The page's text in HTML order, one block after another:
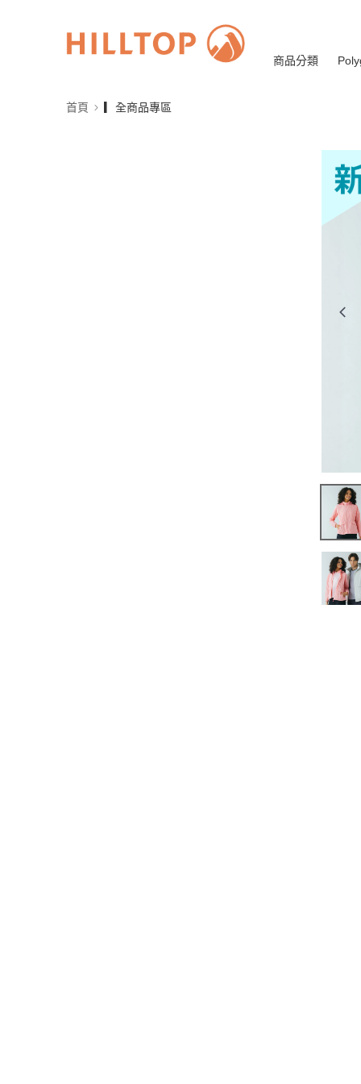
商品分類
首頁 ▎全商品專區